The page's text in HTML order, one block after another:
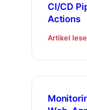
CI/CD
Actions
Artikel